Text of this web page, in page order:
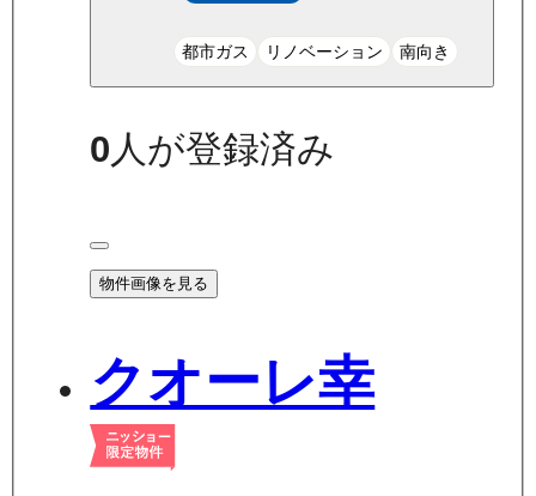
都市ガス リノベーション 南向き
0 人が登録済み
物件画像を見る
クオーレ幸